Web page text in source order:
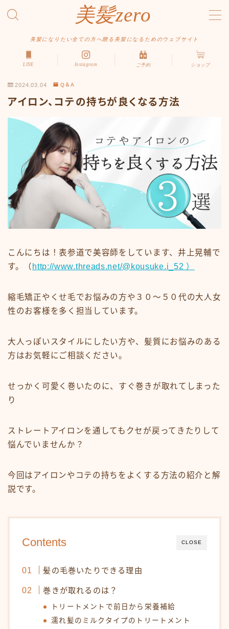
美髪zero
美髪になりたい全ての方へ贈る美髪になるためのウェブサイト
MENU
HOME
初めての方へ
メニュー・料金
アクセス・サロン情報
ご予約
お問い合わせ
スタイルから探す
くせ・うねり・広がり
ボリューム
ダメージ・パサつき
メニューから探す
縮毛矯正・髪質改善
ヘッドスパ
正しいヘアケア
LINE Instagram ご予約 ショップ
2024.03.04 Q＆A
アイロン、コテの持ちが良くなる方法
こんにちは！表参道で美容師をしています、井上晃輔で
す。（ http://www.threads.net/@kousuke.i_52 ）
縮毛矯正やくせ毛でお悩みの方や３０〜５０代の大人女
性のお客様を多く担当しています。
大人っぽいスタイルにしたい方や、髪質にお悩みのある
方はお気軽にご相談ください。
せっかく可愛く巻いたのに、すぐ巻きが取れてしまった
り
ストレートアイロンを通してもクセが戻ってきたりして
悩んでいませんか？
今回はアイロンやコテの持ちをよくする方法の紹介と解
説です。
CLOSE
Contents
髪の毛巻いたりできる理由
巻きが取れるのは？
トリートメントで前日から栄養補給
濡れ髪のミルクタイプのトリートメント